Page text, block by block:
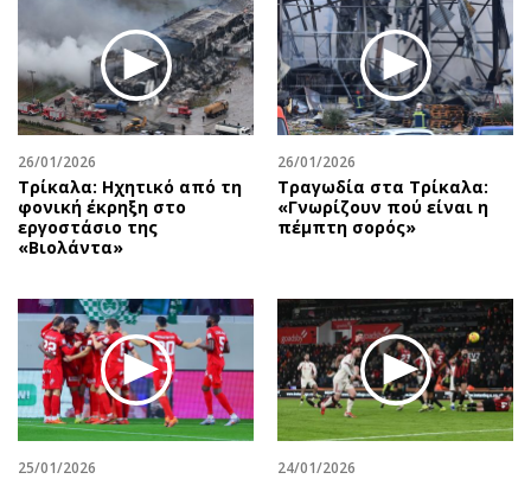
26/01/2026
Τρίκαλα: Ηχητικό από τη
φονική έκρηξη στο
εργοστάσιο της
«Βιολάντα»
26/01/2026
Τραγωδία στα Τρίκαλα:
«Γνωρίζουν πού είναι η
πέμπτη σορός»
25/01/2026 24/01/2026